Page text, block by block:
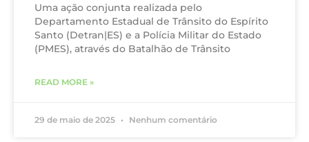
Uma ação conjunta realizada pelo
Departamento Estadual de Trânsito do Espírito
Santo (Detran|ES) e a Polícia Militar do Estado
(PMES), através do Batalhão de Trânsito
READ MORE »
29 de maio de 2025 Nenhum comentário